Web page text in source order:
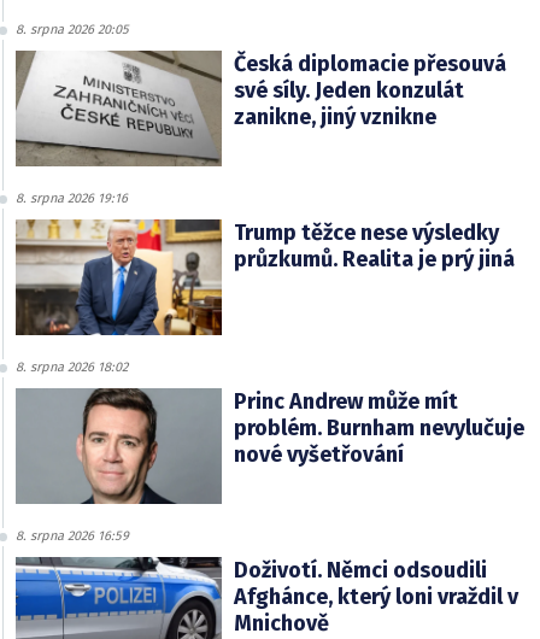
8. srpna 2026 20:05
Česká diplomacie přesouvá
své síly. Jeden konzulát
zanikne, jiný vznikne
8. srpna 2026 19:16
Trump těžce nese výsledky
průzkumů. Realita je prý jiná
8. srpna 2026 18:02
Princ Andrew může mít
problém. Burnham nevylučuje
nové vyšetřování
8. srpna 2026 16:59
Doživotí. Němci odsoudili
Afghánce, který loni vraždil v
Mnichově